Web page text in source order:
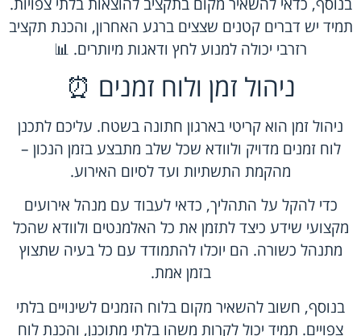
תמיד יש דברים קטנים שצצים ברגע האחרון, והכנת תקציב
רזרבי יכולה למנוע לחץ ודאגות מיותרים. 📊
ניהול זמן ולוח זמנים ⏰
ניהול זמן הוא קריטי בארגון חתונה בשטח. עליכם לתכנן
לוח זמנים מדויק ולוודא שכל שלב מתבצע בזמן הנכון –
מהקמת התשתיות ועד לסיום האירוע.
כדי להקל על התהליך, כדאי לעבוד עם מנהל אירועים
מקצועי שידע כיצד לתזמן את כל האלמנטים ולוודא שהכל
מתנהל כשורה. הם יוכלו להתמודד עם כל בעיה שתצוץ
בזמן אמת.
בנוסף, חשוב להשאיר מקום בלוח הזמנים לשינויים בלתי
צפויים. תמיד יכול לקרות משהו בלתי מתוכנן, והכנת לוח